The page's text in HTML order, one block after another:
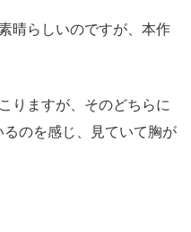
晴らしいのですが、本作
りますが、そのどちらに
のを感じ、見ていて胸が